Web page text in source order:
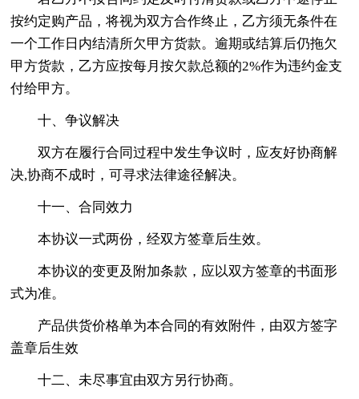
按约定购产品，将视为双方合作终止，乙方须无条件在
一个工作日内结清所欠甲方货款。逾期或结算后仍拖欠
甲方货款，乙方应按每月按欠款总额的2%作为违约金支
付给甲方。
十、争议解决
双方在履行合同过程中发生争议时，应友好协商解
决,协商不成时，可寻求法律途径解决。
十一、合同效力
本协议一式两份，经双方签章后生效。
本协议的变更及附加条款，应以双方签章的书面形
式为准。
产品供货价格单为本合同的有效附件，由双方签字
盖章后生效
十二、未尽事宜由双方另行协商。